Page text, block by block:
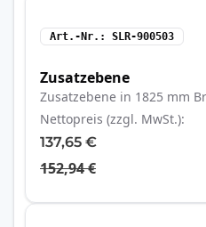
Art.-Nr. SLR-900503
Zusatzebene
Zusatzebene in 1825 mm
Nettopreis (zzgl. MwSt.)
137,65 €
152,94 €